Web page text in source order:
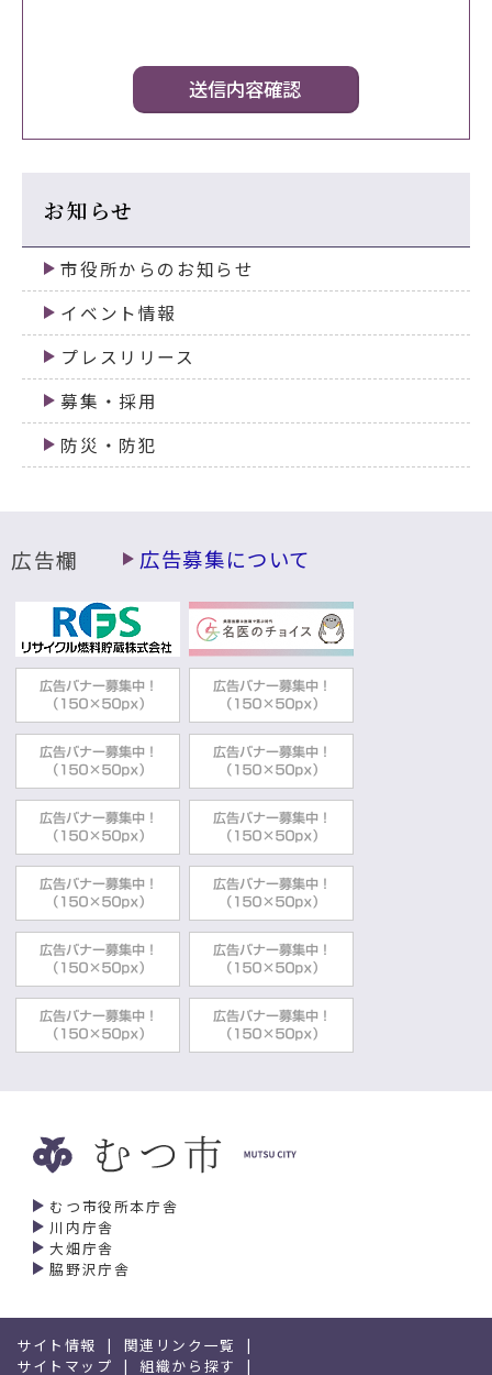
お知らせ
市役所からのお知らせ
イベント情報
プレスリリース
募集・採用
防災・防犯
広告欄 広告募集について
むつ市役所本庁舎
川内庁舎
大畑庁舎
脇野沢庁舎
サイト情報
関連リンク一覧
サイトマップ
組織から探す